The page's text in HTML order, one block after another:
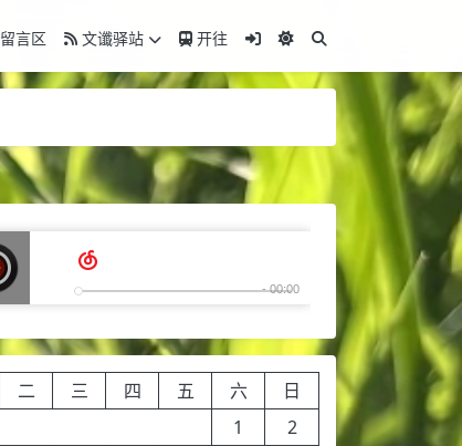
留言区 文谶驿站 开往
二 三 四 五 六
日
1
2